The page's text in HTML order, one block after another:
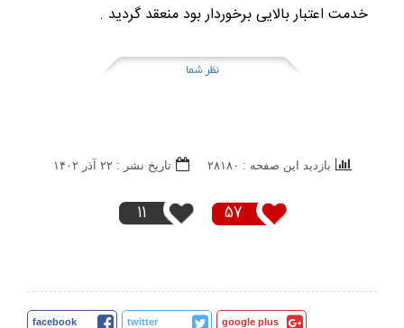
خدمت اعتبار بالایی برخوردار بود منعقد گردید .
نظر شما
57
11
بازدید این صفحه : ۲۸۱۸۰ تاریخ نشر : ۲۲ آذر ۱۴۰۲
facebook twitter google plus